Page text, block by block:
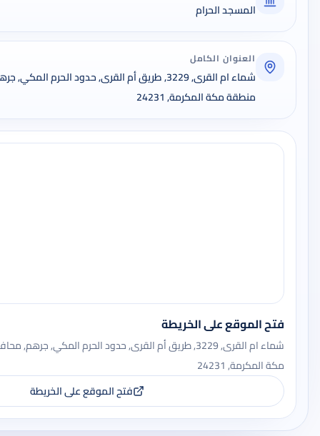
المسجد الحرام
العنوان الكامل
شماء ام القرى, 3229, طريق أم القرى, حدود الحرم
منطقة مكة المكرمة, 24231
فتح الموقع على الخريطة
شماء ام القرى, 3229, طريق أم القرى, حدود الحرم المكي,
مكة المكرمة, 24231
فتح الموقع على الخريطة